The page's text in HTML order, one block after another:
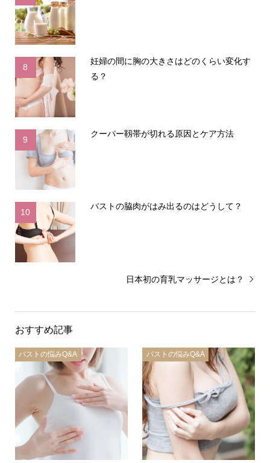
8
妊婦の間に胸の大きさはどのくらい変化す
る？
9
クーパー靱帯が切れる原因とケア方法
10
バストの脇肉がはみ出るのはどうして？
日本初の育乳マッサージとは？
おすすめ記事
バストの悩みQ&A バストの悩みQ&A